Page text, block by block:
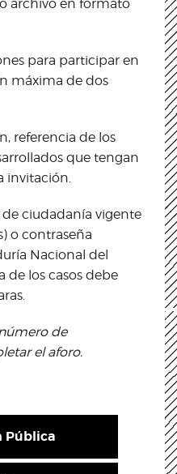
archivo en formato
para participar en
máxima de dos
referencia de los
que tengan
invitación.
ciudadanía vigente
o contraseña
Nacional del
de los casos debe
de
el aforo.
Pública